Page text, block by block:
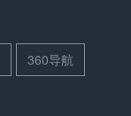
360导航